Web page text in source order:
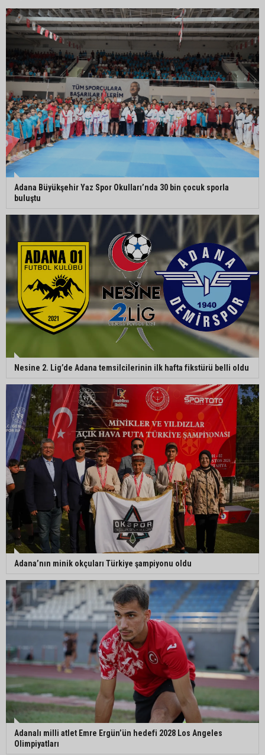
Adana’da parktaki OED cihazını çalan şüpheli
tutuklandı
Seyhan’da fırın ve pastanelere hijyen denetimi
gerçekleştirildi
Eski polis memuru Ergün Karakaya’nın
öldürüldüğü silahlı kavganın görüntüleri ortaya
çıktı
İmamoğlu’nda hijyen ve etiket kontrolü
Mustafa Özkan: "Yüreğir Belediye Başkan
Vekilliği seçimine ilişkin hukuki süreç başlatıldı"
Adana Büyükşehir Yaz Spor Okulları’nda 30 bin çocuk sporla
buluştu
Nesine 2. Lig’de Adana temsilcilerinin ilk hafta fikstürü belli oldu
Adana’nın minik okçuları Türkiye şampiyonu oldu
Adanalı milli atlet Emre Ergün’ün hedefi 2028 Los Angeles
Olimpiyatları